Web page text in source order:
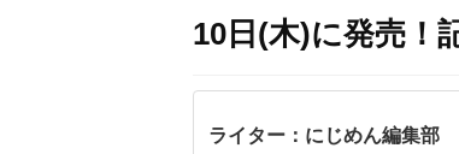
10日(木)に発売！
ライター：にじめん編集部